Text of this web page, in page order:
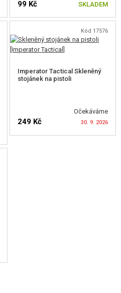
99 Kč SKLADEM
Kód 17576
Imperator Tactical Skleněný
stojánek na pistoli
Očekáváme
249 Kč 30. 9. 2026